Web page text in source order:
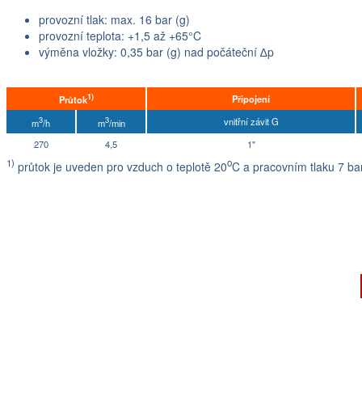
provozní tlak: max. 16 bar (g)
provozní teplota: +1,5 až +65°C
výměna vložky: 0,35 bar (g) nad počáteční ∆p
Průtok1)
Připojení
m3/h m3/min
vnitřní závit G
270
4,5
1"
1) průtok je uveden pro vzduch o teplotě 20oC a pracovním tlaku 7